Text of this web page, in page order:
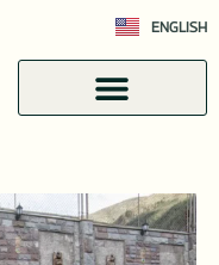
ENGLISH